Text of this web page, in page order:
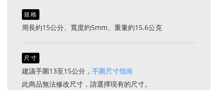
規格
周長約15公分、寬度約5mm、重量約15.6公克
尺寸
建議手圍13至15公分， 手圍尺寸指南
此商品無法修改尺寸，請選擇現有的尺寸。